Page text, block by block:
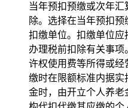
当年预扣预缴或次年
除。选择在当年预扣
扣缴单位。扣缴单位应
办理税前扣除有关事
许权使用费等所得或
缴时在限额标准内据
金时，由开立个人养